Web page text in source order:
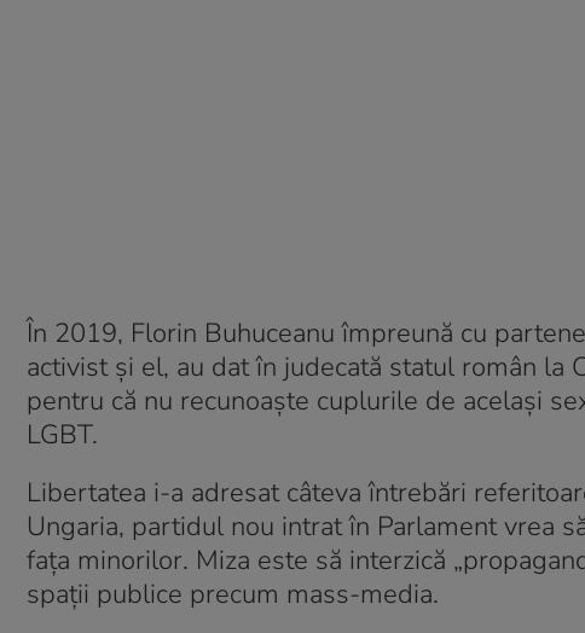
În 2019, Florin Buhuceanu împreună cu
activist și el, au dat în judecată statul român la
pentru că nu recunoaște cuplurile de același
LGBT.
Libertatea i-a adresat câteva întrebări
Ungaria, partidul nou intrat în Parlament vrea
fața minorilor. Miza este să interzică
spații publice precum mass-media.